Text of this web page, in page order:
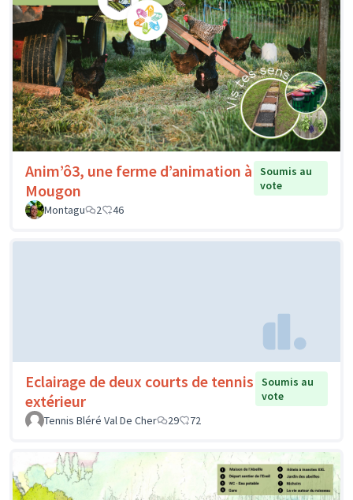
Anim’ô3, une ferme d’animation à
Mougon
Soumis au
vote
Montagu
2 46
Eclairage de deux courts de tennis
extérieur
Soumis au
vote
Tennis Bléré Val De Cher
29 72